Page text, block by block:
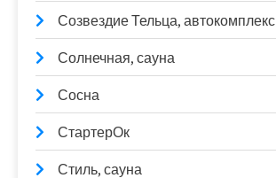
Созвездие Тельца, автокомплекс
Солнечная, сауна
Сосна
СтартерОк
Стиль, сауна